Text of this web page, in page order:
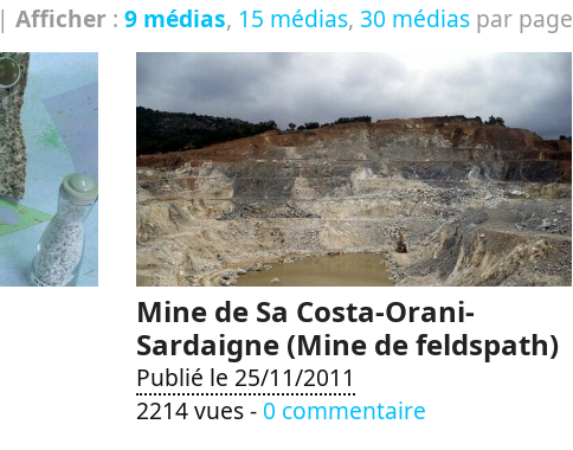
| Afficher : 9 médias, 15 médias, 30 médias par page
Mine de Sa Costa-Orani-
Sardaigne (Mine de feldspath)
Publié le 25/11/2011
2214 vues - 0 commentaire